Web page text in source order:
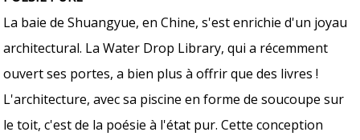
La baie de Shuangyue, en Chine, s'est enrichie d'un joyau
architectural. La Water Drop Library, qui a récemment
ouvert ses portes, a bien plus à offrir que des livres !
L'architecture, avec sa piscine en forme de soucoupe sur
le toit, c'est de la poésie à l'état pur. Cette conception